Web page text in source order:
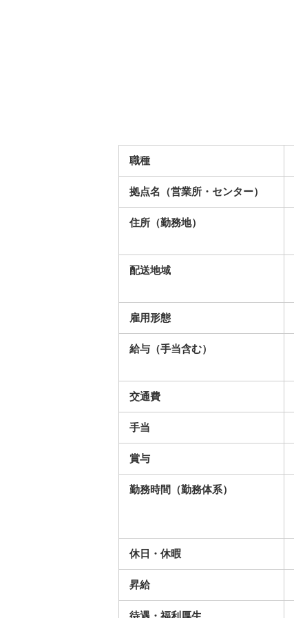
職種
拠点名（営業所・センター）
住所（勤務地）
配送地域
雇用形態
給与（手当含む）
交通費
手当
賞与
勤務時間（勤務体系）
休日・休暇
昇給